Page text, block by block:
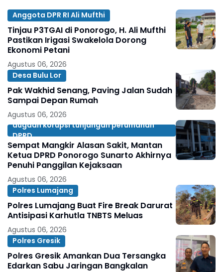
Anggota DPR RI Ali Mufthi
Tinjau P3TGAI di Ponorogo, H. Ali Mufthi
Pastikan Irigasi Swakelola Dorong
Ekonomi Petani
Agustus 06, 2026
Desa Bulu Lor
Pak Wakhid Senang, Paving Jalan Sudah
Sampai Depan Rumah
Agustus 06, 2026
dugaan korupsi tunjangan perumahan
DPRD
Sempat Mangkir Alasan Sakit, Mantan
Ketua DPRD Ponorogo Sunarto Akhirnya
Penuhi Panggilan Kejaksaan
Agustus 06, 2026
Polres Lumajang
Polres Lumajang Buat Fire Break Darurat
Antisipasi Karhutla TNBTS Meluas
Agustus 06, 2026
Polres Gresik
Polres Gresik Amankan Dua Tersangka
Edarkan Sabu Jaringan Bangkalan